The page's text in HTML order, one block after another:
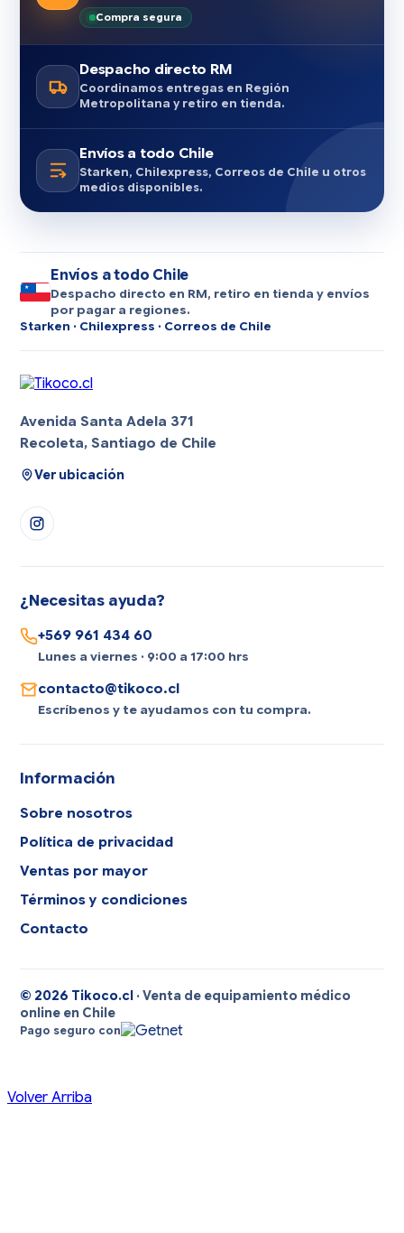
Compra segura
Despacho directo RM
Coordinamos entregas en Región
Metropolitana y retiro en tienda.
Envíos a todo Chile
Starken, Chilexpress, Correos de Chile u otros
medios disponibles.
Envíos a todo Chile
Despacho directo en RM, retiro en tienda y envíos
por pagar a regiones.
Starken · Chilexpress · Correos de Chile
Avenida Santa Adela 371
Recoleta, Santiago de Chile
Ver ubicación
¿Necesitas ayuda?
+569 961 434 60
Lunes a viernes · 9:00 a 17:00 hrs
contacto@tikoco.cl
Escríbenos y te ayudamos con tu compra.
Información
Sobre nosotros
Política de privacidad
Ventas por mayor
Términos y condiciones
Contacto
© 2026 Tikoco.cl · Venta de equipamiento médico
online en Chile
Pago seguro con
Volver Arriba